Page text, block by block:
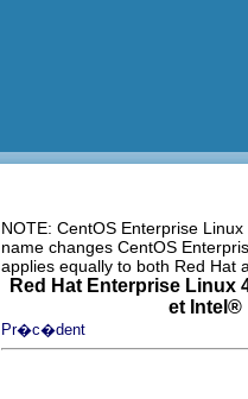
NOTE: CentOS Enterprise
name changes CentOS
applies equally to both Red Hat
Red Hat Enterprise
et Intel ®
Pr�c�dent